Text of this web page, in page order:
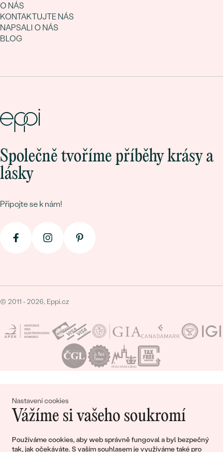
Nastavení cookies
Vážíme si vašeho soukromí
Používáme cookies, aby web správně fungoval a byl bezpečný
tak, jak očekáváte. S vaším souhlasem je využíváme také pro
O NÁS
KONTAKTUJTE NÁS
NAPSALI O NÁS
BLOG
Společně tvoříme příběhy krásy a
lásky
Připojte se k nám!
© 2011 - 2026, Eppi.cz
Nákupní košík